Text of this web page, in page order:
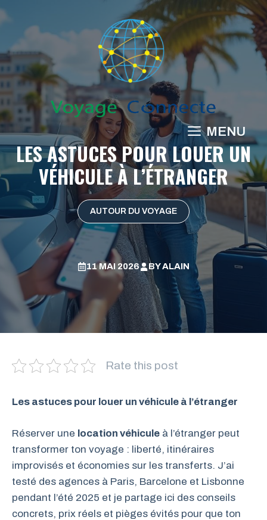
Aller
au
contenu
MENU
LES ASTUCES POUR LOUER UN
VÉHICULE À L’ÉTRANGER
AUTOUR DU VOYAGE
11 MAI 2026 BYALAIN
Rate this post
Les astuces pour louer un véhicule à l’étranger
Réserver une location véhicule à l’étranger peut
transformer ton voyage : liberté, itinéraires
improvisés et économies sur les transferts. J’ai
testé des agences à Paris, Barcelone et Lisbonne
pendant l’été 2025 et je partage ici des conseils
concrets, prix réels et pièges évités pour que ton